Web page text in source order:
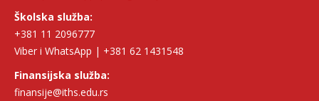
Školska služba:
+381 11 2096777
Viber i WhatsApp | +381 62 1431548
Finansijska služba:
finansije@iths.edu.rs